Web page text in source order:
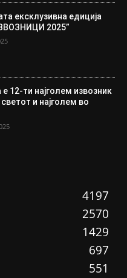
ексклузивна едиција
2025”
12-ти најголем извозник
и најголем во
4197
2570
1429
697
551